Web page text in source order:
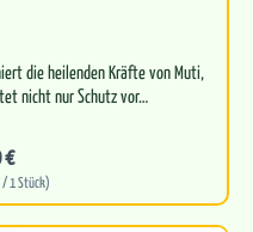
die heilenden Kräfte von Muti,
Edelsteinen und Orgon. Es bietet nicht nur Schutz vor…
/ 1 Stück)